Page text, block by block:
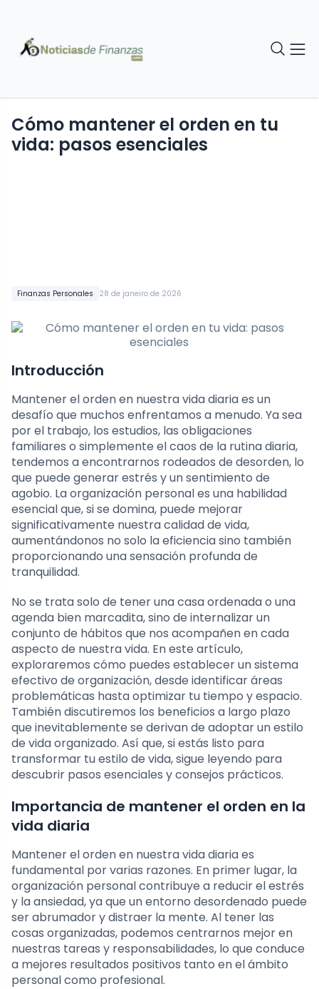
Finanzas Personales 28 de janeiro de 2026
Cómo mantener el orden en tu
vida: pasos esenciales
Introducción
Mantener el orden en nuestra vida diaria es un
desafío que muchos enfrentamos a menudo. Ya sea
por el trabajo, los estudios, las obligaciones
familiares o simplemente el caos de la rutina diaria,
tendemos a encontrarnos rodeados de desorden, lo
que puede generar estrés y un sentimiento de
agobio. La organización personal es una habilidad
esencial que, si se domina, puede mejorar
significativamente nuestra calidad de vida,
aumentándonos no solo la eficiencia sino también
proporcionando una sensación profunda de
tranquilidad.
No se trata solo de tener una casa ordenada o una
agenda bien marcadita, sino de internalizar un
conjunto de hábitos que nos acompañen en cada
aspecto de nuestra vida. En este artículo,
exploraremos cómo puedes establecer un sistema
efectivo de organización, desde identificar áreas
problemáticas hasta optimizar tu tiempo y espacio.
También discutiremos los beneficios a largo plazo
que inevitablemente se derivan de adoptar un estilo
de vida organizado. Así que, si estás listo para
transformar tu estilo de vida, sigue leyendo para
descubrir pasos esenciales y consejos prácticos.
Importancia de mantener el orden en la
vida diaria
Mantener el orden en nuestra vida diaria es
fundamental por varias razones. En primer lugar, la
organización personal contribuye a reducir el estrés
y la ansiedad, ya que un entorno desordenado puede
ser abrumador y distraer la mente. Al tener las
cosas organizadas, podemos centrarnos mejor en
nuestras tareas y responsabilidades, lo que conduce
a mejores resultados positivos tanto en el ámbito
personal como profesional.